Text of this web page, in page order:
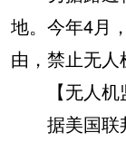
地。今年4月
由，禁止无人
【无人机
据美国联